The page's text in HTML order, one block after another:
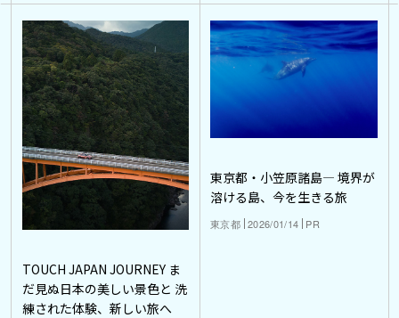
TOUCH JAPAN JOURNEY ま
だ見ぬ日本の美しい景色と 洗
練された体験、新しい旅へ
東京都・小笠原諸島― 境界が
溶ける島、今を生きる旅
東京都 2026/01/14 PR